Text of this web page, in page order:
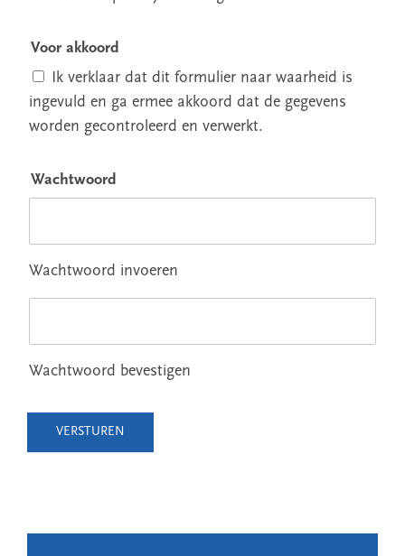
Voor akkoord
Ik verklaar dat dit formulier naar waarheid is
ingevuld en ga ermee akkoord dat de gegevens
worden gecontroleerd en verwerkt.
Wachtwoord
Wachtwoord invoeren
Wachtwoord bevestigen